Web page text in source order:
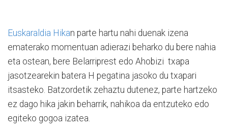
Euskaraldia Hikan parte hartu nahi duenak izena
ematerako momentuan adierazi beharko du bere nahia
eta ostean, bere Belarriprest edo Ahobizi txapa
jasotzearekin batera H pegatina jasoko du txapari
itsasteko. Batzordetik zehaztu dutenez, parte hartzeko
ez dago hika jakin beharrik, nahikoa da entzuteko edo
egiteko gogoa izatea.